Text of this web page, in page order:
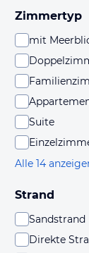
Zimmertyp
mit
Suite
Alle 14
Strand
Sandstrand
Direkte